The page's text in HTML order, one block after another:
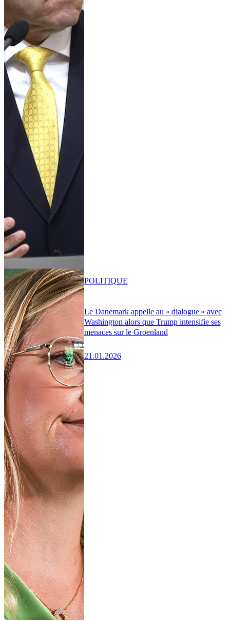
Le Danemark appelle au « dialogue » avec
Washington alors que Trump intensifie ses
menaces sur le Groenland
21.01.2026
POLITIQUE